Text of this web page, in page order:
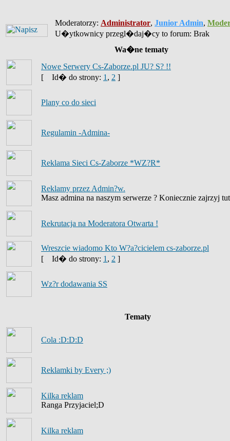
Moderatorzy: Administrator, Junior Admin,
U�ytkownicy przegl�daj�cy to forum: Brak
Wa�ne tematy
Nowe Serwery Cs-Zaborze.pl JU? S? !!
[
Id� do strony: 1 , 2 ]
Plany co do sieci
Regulamin -Admina-
Reklama Sieci Cs-Zaborze *WZ?R*
Reklamy przez Admin?w.
Masz admina na naszym serwerze ? Koniecznie zajrzyj
Rekrutacja na Moderatora Otwarta !
Wreszcie wiadomo Kto W?a?cicielem cs-zaborze.pl
[
Id� do strony: 1 , 2 ]
Wz?r dodawania SS
Tematy
Cola :D:D:D
Reklamki by Every ;)
Kilka reklam
Ranga Przyjaciel;D
Kilka reklam